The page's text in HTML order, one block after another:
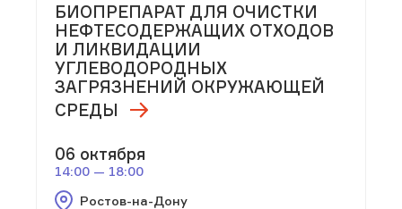
БИОПРЕПАРАТ ДЛЯ ОЧИСТКИ
НЕФТЕСОДЕРЖАЩИХ ОТХОДОВ
И ЛИКВИДАЦИИ
УГЛЕВОДОРОДНЫХ
ЗАГРЯЗНЕНИЙ ОКРУЖАЮЩЕЙ
СРЕДЫ
06 октября
14:00 — 18:00
Ростов-на-Дону